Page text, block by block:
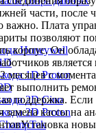
Honeywell
1D Proton
2D Cino
2D Proton
части,
важно. Плата
позволяют
корпус. Он
месяцев с
выполнить
поддержка.
кассы на